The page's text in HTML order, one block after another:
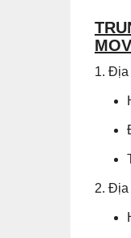
1. Địa
2. Địa